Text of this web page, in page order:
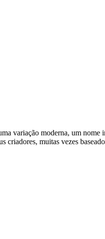
variação moderna, um
muitas vezes